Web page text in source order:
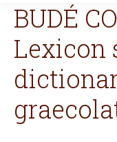
BUDÉ
Lexicon